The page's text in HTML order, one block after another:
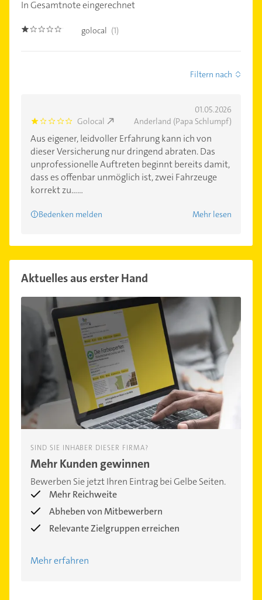
In Gesamtnote eingerechnet
1.0 golocal (1)
Filtern nach
01.05.2026
1.0 Golocal Anderland (Papa Schlumpf)
Aus eigener, leidvoller Erfahrung kann ich von
dieser Versicherung nur dringend abraten. Das
unprofessionelle Auftreten beginnt bereits damit,
dass es offenbar unmöglich ist, zwei Fahrzeuge
korrekt zu......
Bedenken melden Mehr lesen
Aktuelles aus erster Hand
SIND SIE INHABER DIESER FIRMA?
Mehr Kunden gewinnen
Bewerben Sie jetzt Ihren Eintrag bei Gelbe Seiten.
Mehr Reichweite
Abheben von Mitbewerbern
Relevante Zielgruppen erreichen
Mehr erfahren